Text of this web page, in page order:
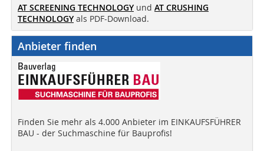
AT SCREENING TECHNOLOGY und AT CRUSHING
TECHNOLOGY als PDF-Download.
Anbieter finden
Finden Sie mehr als 4.000 Anbieter im EINKAUFSFÜHRER
BAU - der Suchmaschine für Bauprofis!